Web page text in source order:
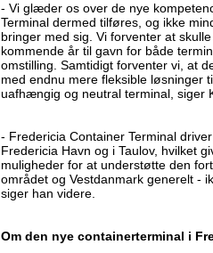
- Vi glæder os over de nye
Terminal dermed tilføres, og ikke
bringer med sig. Vi forventer at
kommende år til gavn for både
omstilling. Samtidigt forventer vi, at
med endnu mere fleksible løsninger
uafhængig og neutral terminal, siger
- Fredericia Container Terminal
Fredericia Havn og i Taulov, hvilket
muligheder for at understøtte den
området og Vestdanmark generelt -
siger han videre.
Om den nye containerterminal i